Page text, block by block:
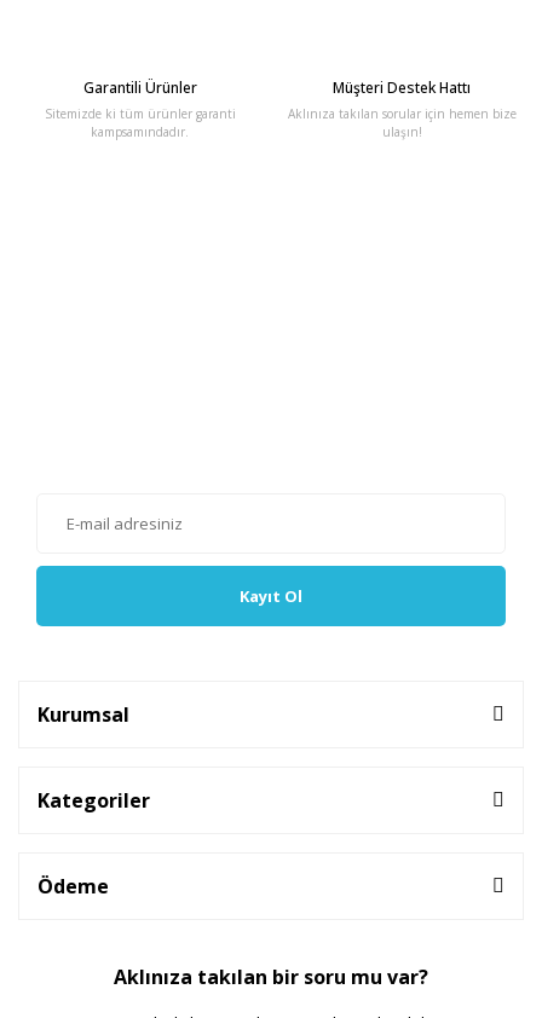
Garantili Ürünler
Sitemizde ki tüm ürünler garanti
kampsamındadır.
Müşteri Destek Hattı
Aklınıza takılan sorular için hemen bize
ulaşın!
Kayıt Ol
Kurumsal
Kategoriler
Ödeme
Aklınıza takılan bir soru mu var?